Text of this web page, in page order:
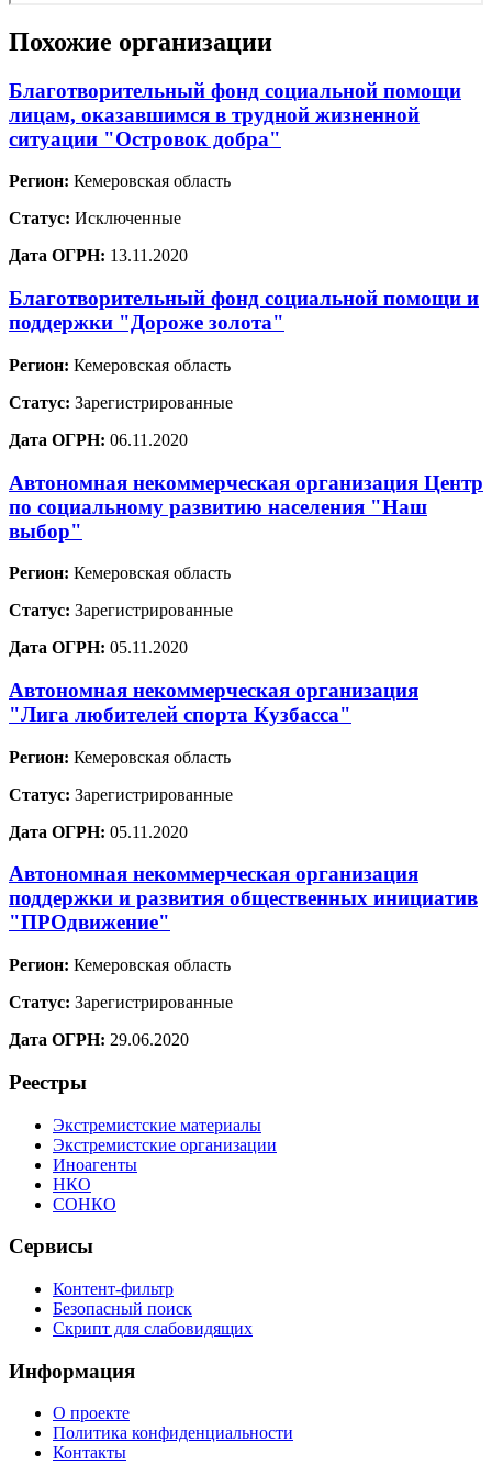
Похожие организации
Благотворительный фонд социальной помощи
лицам, оказавшимся в трудной жизненной
ситуации "Островок добра"
Регион: Кемеровская область
Статус: Исключенные
Дата ОГРН: 13.11.2020
Благотворительный фонд социальной помощи и
поддержки "Дороже золота"
Регион: Кемеровская область
Статус: Зарегистрированные
Дата ОГРН: 06.11.2020
Автономная некоммерческая организация Центр
по социальному развитию населения "Наш
выбор"
Регион: Кемеровская область
Статус: Зарегистрированные
Дата ОГРН: 05.11.2020
Автономная некоммерческая организация
"Лига любителей спорта Кузбасса"
Регион: Кемеровская область
Статус: Зарегистрированные
Дата ОГРН: 05.11.2020
Автономная некоммерческая организация
поддержки и развития общественных инициатив
"ПРОдвижение"
Регион: Кемеровская область
Статус: Зарегистрированные
Дата ОГРН: 29.06.2020
Реестры
Экстремистские материалы
Экстремистские организации
Иноагенты
НКО
СОНКО
Сервисы
Контент-фильтр
Безопасный поиск
Скрипт для слабовидящих
Информация
О проекте
Политика конфиденциальности
Контакты